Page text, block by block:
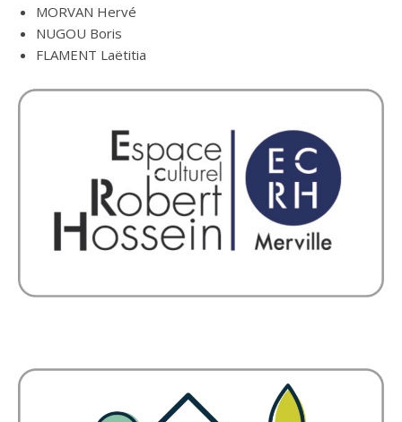
MORVAN Hervé
NUGOU Boris
FLAMENT Laëtitia